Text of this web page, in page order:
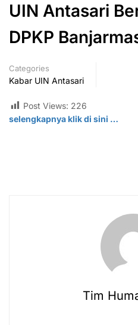
UIN Antasari
DPKP
Categories
Kabar UIN Antasari
Post Views: 226
selengkapnya klik di sini …
Tim